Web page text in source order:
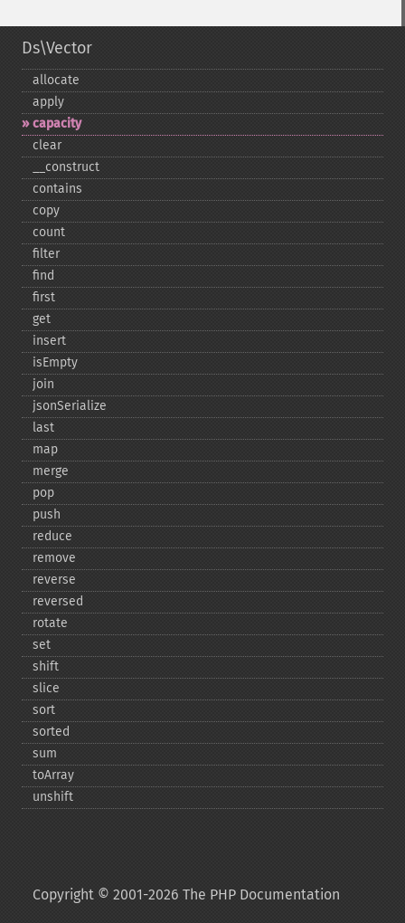
Ds\Vector
allocate
apply
capacity
clear
_​_​construct
contains
copy
count
filter
find
first
get
insert
isEmpty
join
jsonSerialize
last
map
merge
pop
push
reduce
remove
reverse
reversed
rotate
set
shift
slice
sort
sorted
sum
toArray
unshift
Copyright © 2001-2026 The PHP Documentation